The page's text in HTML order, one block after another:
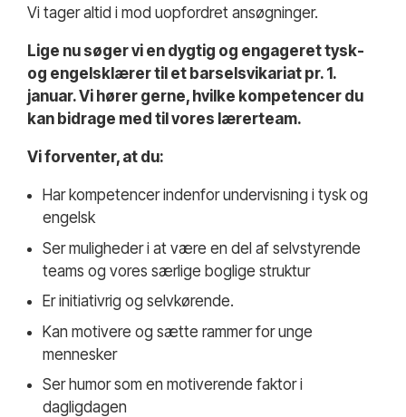
Vi tager altid i mod uopfordret ansøgninger.
Lige nu søger vi en dygtig og engageret tysk-
og engelsklærer til et barselsvikariat pr. 1.
januar. Vi hører gerne, hvilke kompetencer du
kan bidrage med til vores lærerteam.
Vi forventer, at du:
Har kompetencer indenfor undervisning i tysk og
engelsk
Ser muligheder i at være en del af selvstyrende
teams og vores særlige boglige struktur
Er initiativrig og selvkørende.
Kan motivere og sætte rammer for unge
mennesker
Ser humor som en motiverende faktor i
dagligdagen